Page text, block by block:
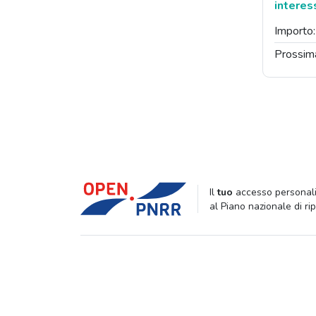
Importo:
Iltuo accesso
al Piano nazionale di